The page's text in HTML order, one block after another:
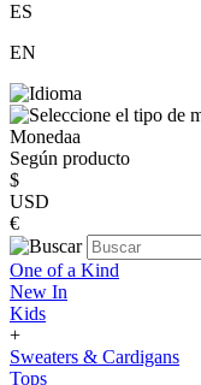
ES
EN
Monedaa
Según producto
$
USD
€
One of a Kind
New In
Kids
+
Sweaters & Cardigans
Tops